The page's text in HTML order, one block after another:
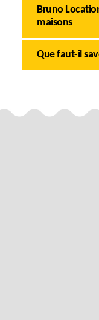
Bruno
maisons
Que faut-il